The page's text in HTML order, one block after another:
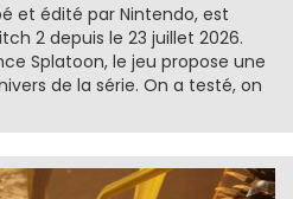
et édité par Nintendo, est
2 depuis le 23 juillet 2026.
Splatoon, le jeu propose une
de la série. On a testé, on